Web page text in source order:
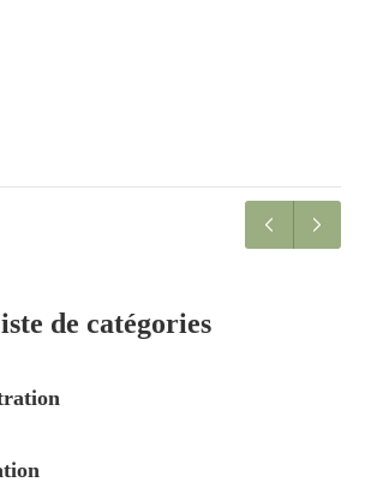
de catégories